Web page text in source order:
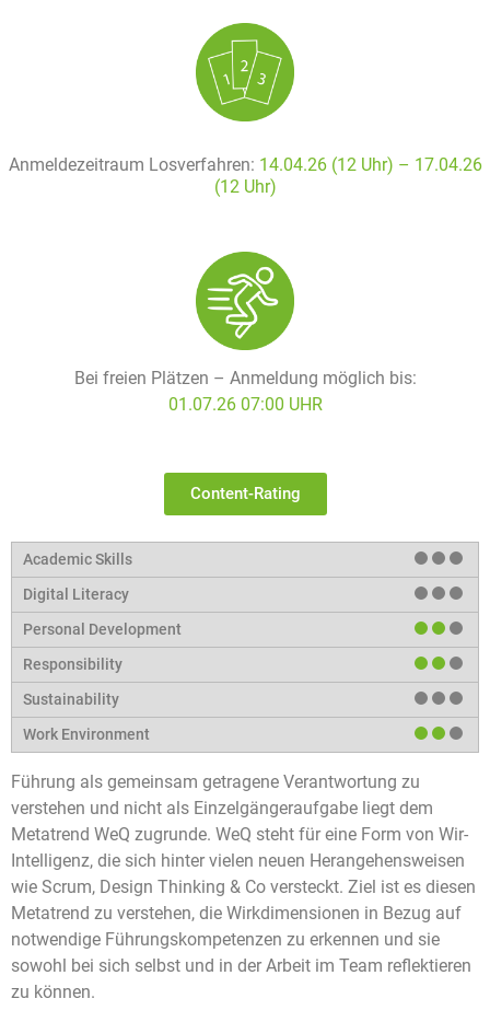
Anmeldezeitraum Losverfahren: 14.04.26 (12 Uhr) – 17.04.26
(12 Uhr)
Bei freien Plätzen – Anmeldung möglich bis:
01.07.26 07:00 UHR
Content-Rating
Führung als gemeinsam getragene Verantwortung zu
verstehen und nicht als Einzelgängeraufgabe liegt dem
Metatrend WeQ zugrunde. WeQ steht für eine Form von Wir-
Intelligenz, die sich hinter vielen neuen Herangehensweisen
wie Scrum, Design Thinking & Co versteckt. Ziel ist es diesen
Metatrend zu verstehen, die Wirkdimensionen in Bezug auf
notwendige Führungskompetenzen zu erkennen und sie
sowohl bei sich selbst und in der Arbeit im Team reflektieren
zu können.